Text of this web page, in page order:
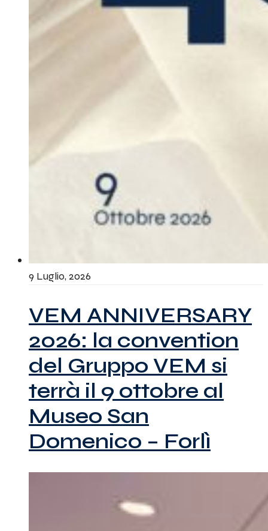
9 Luglio, 2026
VEM ANNIVERSARY
2026: la convention
del Gruppo VEM si
terrà il 9 ottobre al
Museo San
Domenico – Forlì